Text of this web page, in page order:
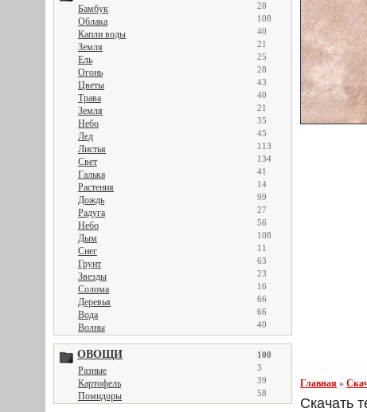
Бамбук 28
Облака 108
Капли воды 40
Земля 21
Ель 25
Огонь 28
Цветы 43
Трава 40
Земля 21
Небо 35
Лед 45
Листья 113
Свет 134
Галька 41
Растения 14
Дождь 99
Радуга 27
Небо 56
Дым 108
Снег 11
Грунт 63
Звезды 23
Солома 16
Деревья 66
Вода 66
Волны 40
ОВОЩИ 100
Разные 3
Картофель 39
Помидоры 58
Главная »
Скачать